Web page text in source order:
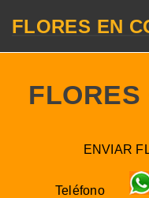
FLORES EN
FLORES
ENVIAR
Teléfono